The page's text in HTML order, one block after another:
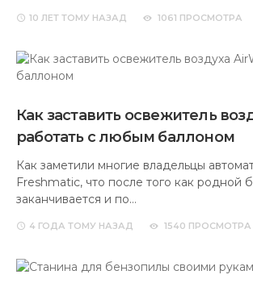
10 ЛЕТ ТОМУ НАЗАД 1061 ПРОСМОТРА
Как заставить освежитель
работать с любым баллоном
Как заметили многие владельцы
Freshmatic, что после того как родной
заканчивается и по…
4 ГОДА ТОМУ НАЗАД 1540 ПРОСМОТРА